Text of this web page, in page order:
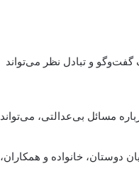
گفت‌وگو و تبادل نظر می‌تواند
مسائل بی‌عدالتی، می‌تواند
دوستان، خانواده و همکاران،